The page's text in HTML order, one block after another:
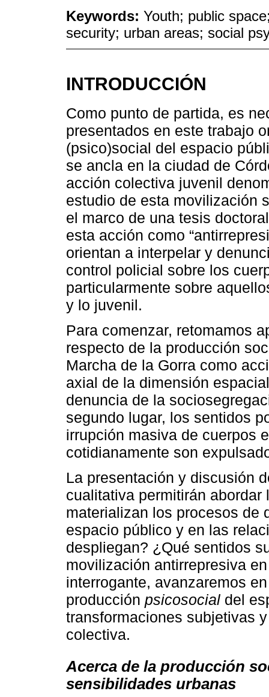
Keywords: Youth; public
security; urban areas; social
INTRODUCCIÓN
Como punto de partida, es
presentados en este trabajo
(psico)social del espacio
se ancla en la ciudad de
acción colectiva juvenil
estudio de esta movilización
el marco de una tesis
esta acción como
orientan a interpelar y
control policial sobre los
particularmente sobre
y lo juvenil.
Para comenzar, retomamos
respecto de la producción
Marcha de la Gorra como
axial de la dimensión
denuncia de la
segundo lugar, los sentidos
irrupción masiva de cuerpos
cotidianamente son
La presentación y discusión
cualitativa permitirán
materializan los procesos de
espacio público y en las
despliegan? ¿Qué sentidos
movilización antirrepresiva
interrogante, avanzaremos
producción psicosocial del
transformaciones subjetivas
colectiva.
Acerca de la producción
sensibilidades urbanas